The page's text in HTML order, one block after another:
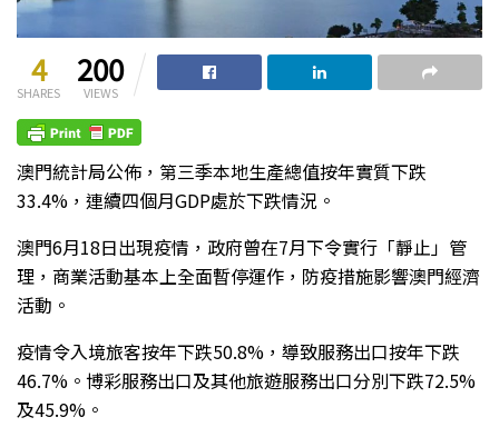
4
SHARES
200
VIEWS
澳門統計局公佈，第三季本地生產總值按年實質下跌
33.4%，連續四個月GDP處於下跌情況。
澳門6月18日出現疫情，政府曾在7月下令實行「靜止」管
理，商業活動基本上全面暫停運作，防疫措施影響澳門經濟
活動。
疫情令入境旅客按年下跌50.8%，導致服務出口按年下跌
46.7%。博彩服務出口及其他旅遊服務出口分別下跌72.5%
及45.9%。